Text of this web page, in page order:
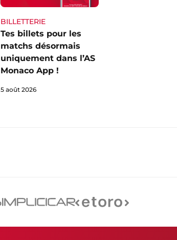
BILLETTERIE
Tes billets pour les
matchs désormais
uniquement dans l’AS
Monaco App !
5 août 2026